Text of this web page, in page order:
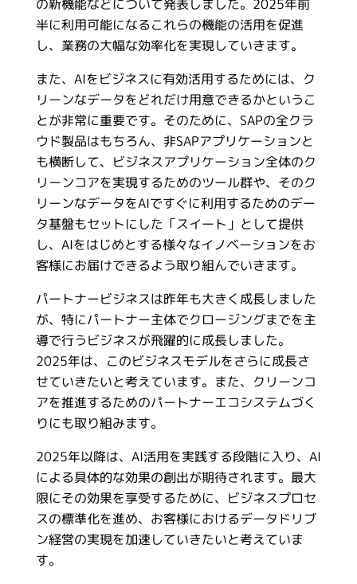
の新機能などについて発表しました。2025年前
半に利用可能になるこれらの機能の活用を促進
し、業務の大幅な効率化を実現していきます。
また、AIをビジネスに有効活用するためには、ク
リーンなデータをどれだけ用意できるかというこ
とが非常に重要です。そのために、SAPの全クラ
ウド製品はもちろん、非SAPアプリケーションと
も横断して、ビジネスアプリケーション全体のク
リーンコアを実現するためのツール群や、そのク
リーンなデータをAIですぐに利用するためのデー
タ基盤もセットにした「スイート」として提供
し、AIをはじめとする様々なイノベーションをお
客様にお届けできるよう取り組んでいきます。
パートナービジネスは昨年も大きく成長しました
が、特にパートナー主体でクロージングまでを主
導で行うビジネスが飛躍的に成長しました。
2025年は、このビジネスモデルをさらに成長さ
せていきたいと考えています。また、クリーンコ
アを推進するためのパートナーエコシステムづく
りにも取り組みます。
2025年以降は、AI活用を実践する段階に入り、AI
による具体的な効果の創出が期待されます。最大
限にその効果を享受するために、ビジネスプロセ
スの標準化を進め、お客様におけるデータドリブ
ン経営の実現を加速していきたいと考えていま
す。